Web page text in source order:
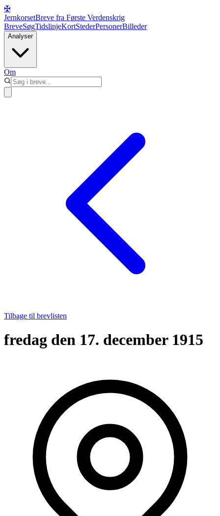
✠
JernkorsetBreve fra Første Verdenskrig
BreveSøgTidslinjeKortStederPersonerBilleder
Analyser
Om
Tilbage til brevlisten
fredag den 17. december 1915